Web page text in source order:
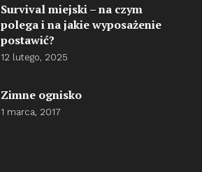
Survival miejski – na czym
polega i na jakie wyposażenie
postawić?
12 lutego, 2025
Zimne ognisko
1 marca, 2017